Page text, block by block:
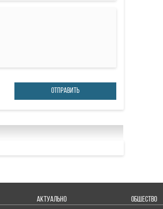
ОТПРАВИТЬ
АКТУАЛЬНО ОБЩЕСТВО